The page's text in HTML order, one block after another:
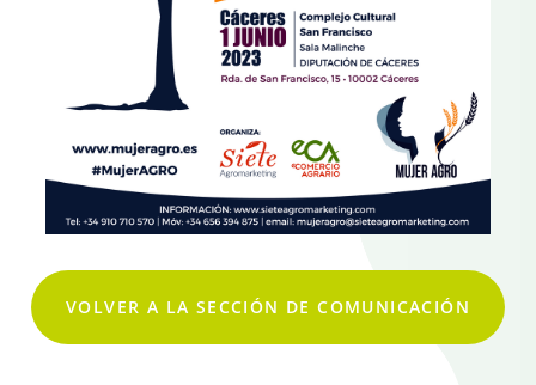
VOLVER A LA SECCIÓN DE COMUNICACIÓN